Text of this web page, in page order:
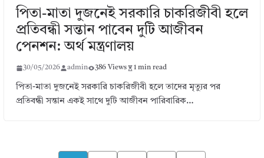
পিতা-মাতা দুজনেই সরকারি চাকরিজীবী হলে
প্রতিবন্ধী সন্তান পাবেন দুটি আজীবন
পেনশন: অর্থ মন্ত্রণালয়
30/05/2026 admin 386 Views 1 min read
পিতা-মাতা দুজনেই সরকারি চাকরিজীবী হলে তাদের মৃত্যুর পর
প্রতিবন্ধী সন্তান একই সাথে দুটি আজীবন পারিবারিক…